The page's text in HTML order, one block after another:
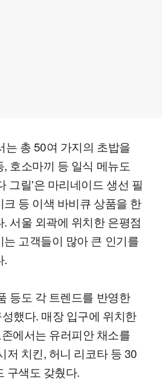
는 총 50여 가지의 초밥을
호소마끼 등 일식 메뉴도
그릴'은 마리네이드 생선 필
등 이색 바비큐 상품을 한
서울 외곽에 위치한 은평점
고객들이 많아 큰 인기를
.
등도 각 트렌드를 반영한
했다. 매장 입구에 위치한
에서는 유러피안 채소를
저 치킨, 허니 리코타 등 30
구색도 갖췄다.